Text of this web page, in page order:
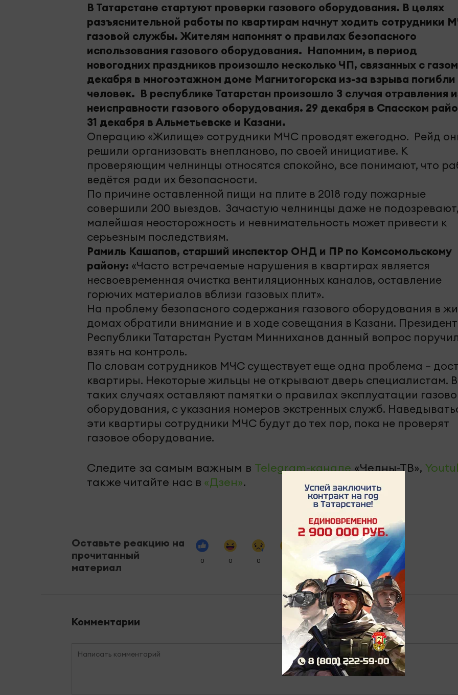
В Татарстане стартуют проверки газового оборудования. В целях
разъяснительной работы по квартирам начнут ходить сотрудники
газовой службы. Жителям напомнят о правилах безопасного
использования газового оборудования. Напомним, в период
новогодних праздников произошло несколько ЧП, связанных с
декабря в многоэтажном доме Магнитогорска из-за взрыва погибли
человек. В республике Татарстан произошло 3 случая отравления
неисправности газового оборудования. 29 декабря в Спасском
31 декабря в Альметьевске и Казани.
Операцию «Жилище» сотрудники МЧС проводят ежегодно. Рейд
решили организовать внепланово, по своей инициативе. К
проверяющим челнинцы относятся спокойно, все понимают, что
ведётся ради их безопасности.
По причине оставленной пищи на плите в 2018 году пожарные
совершили 200 выездов. Зачастую челнинцы даже не
малейшая неосторожность и невнимательность может привести к
серьезным последствиям.
Рамиль Кашапов, старший инспектор ОНД и ПР по Комсомольскому
району: «Часто встречаемые нарушения в квартирах является
несвоевременная очистка вентиляционных каналов, оставление
горючих материалов вблизи газовых плит».
На проблему безопасного содержания газового оборудования в
домах обратили внимание и в ходе совещания в Казани. Президент
Республики Татарстан Рустам Минниханов данный вопрос поручил
взять на контроль.
По словам сотрудников МЧС существует еще одна проблема –
квартиры. Некоторые жильцы не открывают дверь специалистам. В
таких случаях оставляют памятки о правилах эксплуатации
оборудования, с указания номеров экстренных служб.
эти квартиры сотрудники МЧС будут до тех пор, пока не проверят
газовое оборудование.
Следите за самым важным в Telegram-канале«Челны-ТВ»,
также читайте нас в «Дзен».
Оставьте реакцию на
прочитанный
материал
0 0 0
Комментарии